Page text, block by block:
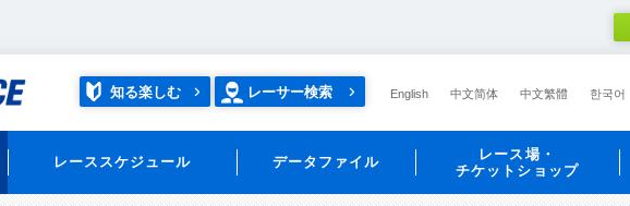
知る楽しむ レーサー検索 English 中文简体 中文繁體 한국어
レーススケジュール データファイル
レース場・
チケットショップ